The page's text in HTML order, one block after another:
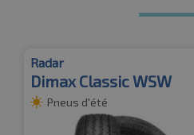
Radar
Dimax Classic WSW
Pneus d'été